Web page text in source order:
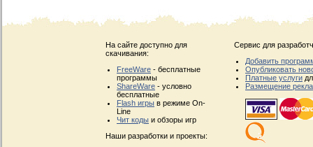
На сайте доступно для
скачивания:
FreeWare - бесплатные
программы
ShareWare - условно
бесплатные
Flash игры в режиме On-
Line
Чит коды и обзоры игр
Наши разработки и проекты:
Сервис для
Добавить
Опубликовать
Платные услуги
Размещение